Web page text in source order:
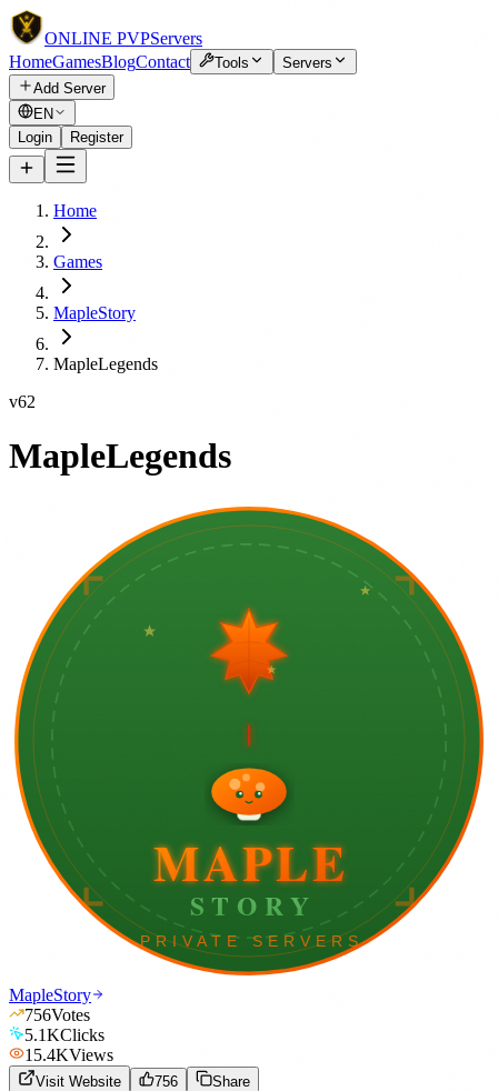
ONLINE PVPServers
HomeGamesBlogContact Tools
Servers
Add Server
EN
Login
Register
Home
Games
MapleStory
MapleLegends
v62
MapleLegends
MapleStory
756Votes
5.1KClicks
15.4KViews
Visit Website 756 Share